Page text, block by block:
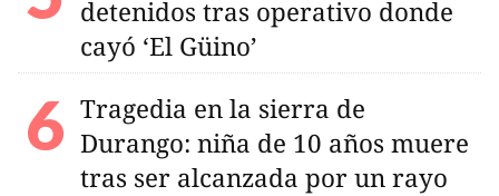
detenidos tras operativo donde
cayó ‘El Güino’
Tragedia en la sierra de
Durango: niña de 10 años muere
tras ser alcanzada por un rayo